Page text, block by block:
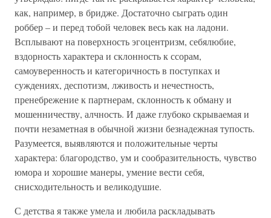
как, например, в бридже. Достаточно сыграть один
роббер – и перед тобой человек весь как на ладони.
Всплывают на поверхность эгоцентризм, себялюбие,
вздорность характера и склонность к ссорам,
самоуверенность и категоричность в поступках и
суждениях, деспотизм, лживость и нечестность,
пренебрежение к партнерам, склонность к обману и
мошенничеству, алчность. И даже глубоко скрываемая и
почти незаметная в обычной жизни безнадежная тупость.
Разумеется, выявляются и положительные черты
характера: благородство, ум и сообразительность, чувство
юмора и хорошие манеры, умение вести себя,
снисходительность и великодушие.
С детства я также умела и любила раскладывать